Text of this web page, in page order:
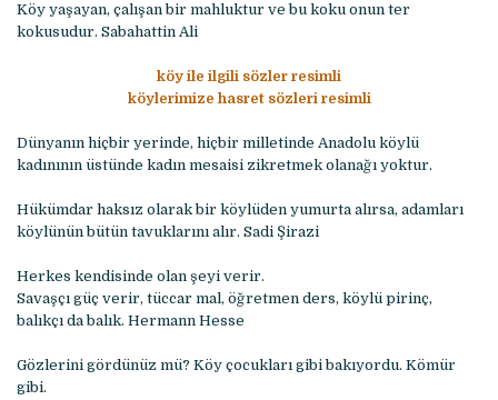
Köy yaşayan, çalışan bir mahluktur ve bu koku onun ter
kokusudur. Sabahattin Ali
köy ile ilgili sözler resimli
köylerimize hasret sözleri resimli
Dünyanın hiçbir yerinde, hiçbir milletinde Anadolu köylü
kadınının üstünde kadın mesaisi zikretmek olanağı yoktur.
Hükümdar haksız olarak bir köylüden yumurta alırsa, adamları
köylünün bütün tavuklarını alır. Sadi Şirazi
Herkes kendisinde olan şeyi verir.
Savaşçı güç verir, tüccar mal, öğretmen ders, köylü pirinç,
balıkçı da balık. Hermann Hesse
Gözlerini gördünüz mü? Köy çocukları gibi bakıyordu. Kömür
gibi.